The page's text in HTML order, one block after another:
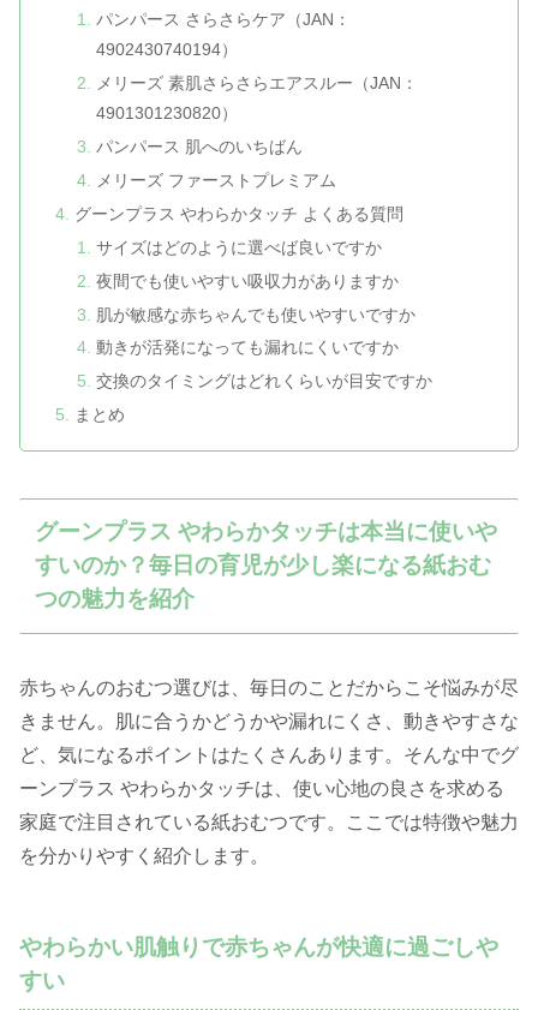
パンパース さらさらケア（JAN：
4902430740194）
メリーズ 素肌さらさらエアスルー（JAN：
4901301230820）
パンパース 肌へのいちばん
メリーズ ファーストプレミアム
グーンプラス やわらかタッチ よくある質問
サイズはどのように選べば良いですか
夜間でも使いやすい吸収力がありますか
肌が敏感な赤ちゃんでも使いやすいですか
動きが活発になっても漏れにくいですか
交換のタイミングはどれくらいが目安ですか
まとめ
グーンプラス やわらかタッチは本当に使いや
すいのか？毎日の育児が少し楽になる紙おむ
つの魅力を紹介
赤ちゃんのおむつ選びは、毎日のことだからこそ悩みが尽
きません。肌に合うかどうかや漏れにくさ、動きやすさな
ど、気になるポイントはたくさんあります。そんな中でグ
ーンプラス やわらかタッチは、使い心地の良さを求める
家庭で注目されている紙おむつです。ここでは特徴や魅力
を分かりやすく紹介します。
やわらかい肌触りで赤ちゃんが快適に過ごしや
すい